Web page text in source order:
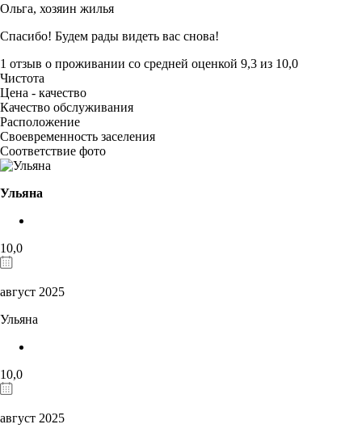
Ольга, хозяин жилья
Спасибо! Будем рады видеть вас снова!
1 отзыв о проживании со средней оценкой 9,3 из 10,0
Чистота
Цена - качество
Качество обслуживания
Расположение
Своевременность заселения
Соответствие фото
Ульяна
10,0
август 2025
Ульяна
10,0
август 2025